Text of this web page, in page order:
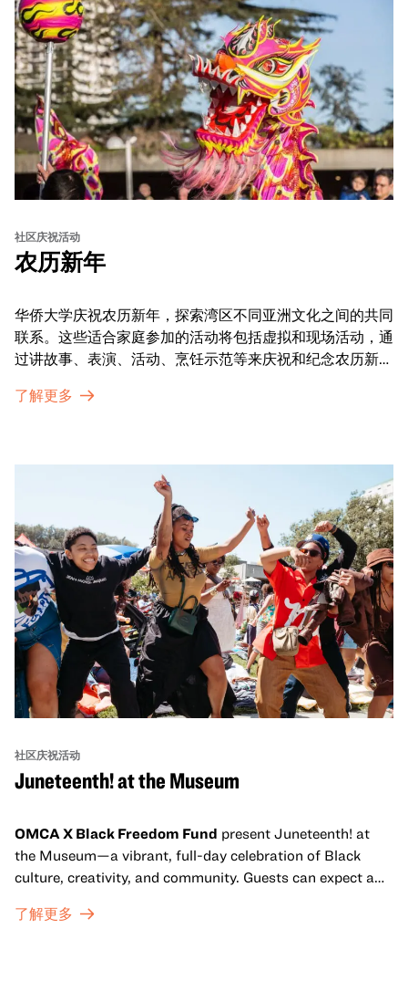
社区庆祝活动
农历新年
华侨大学庆祝农历新年，探索湾区不同亚洲文化之间的共同
联系。这些适合家庭参加的活动将包括虚拟和现场活动，通
过讲故事、表演、活动、烹饪示范等来庆祝和纪念农历新年
通过亲身参与和虚拟的治疗圈来相互支持。
了解更多
社区庆祝活动
Juneteenth! at the Museum
OMCA X Black Freedom Fund present Juneteenth! at
the Museum—a vibrant, full-day celebration of Black
culture, creativity, and community. Guests can expect a
sets from boundary-pushing artists, delicious offerings
了解更多